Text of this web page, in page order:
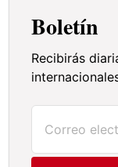
Boletín
Recibirás